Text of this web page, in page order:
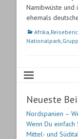
Namibwüste
ehemals
Kategorien
Afrika,
Nationalpark,
Neueste
Nordspanien –
Wenn Du einfach
Mittel- und